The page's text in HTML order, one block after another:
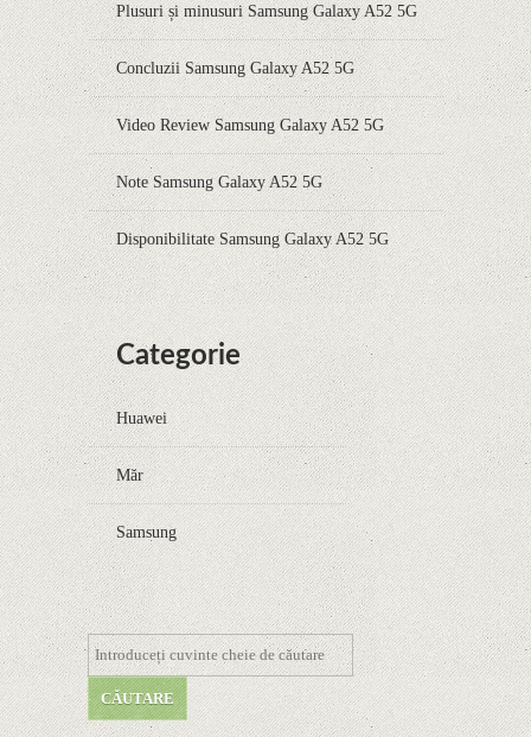
Plusuri și minusuri Samsung Galaxy A52 5G
Concluzii Samsung Galaxy A52 5G
Video Review Samsung Galaxy A52 5G
Note Samsung Galaxy A52 5G
Disponibilitate Samsung Galaxy A52 5G
Categorie
Huawei
Măr
Samsung